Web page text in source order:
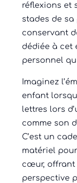
réflexions et
stades de sa
conservant
dédiée à cet
personnel
Imaginez
enfant
lettres lors
comme son
C’est un
matériel
cœur, offrant
perspective